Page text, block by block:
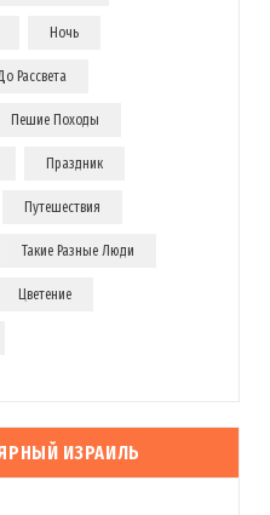
Ночь
Рассвета
Пешие Походы
Праздник
Путешествия
Такие Разные Люди
Цветение
ИЗРАИЛЬ